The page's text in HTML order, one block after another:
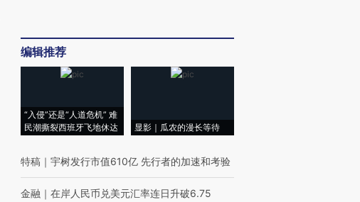
编辑推荐
“入侵”还是“人道危机” 难
民潮撕裂西班牙飞地休达
显影｜瓜农的漫长等待
特稿 ｜ 宇树发行市值610亿 先行者的加速和考验
金融 ｜ 在岸人民币兑美元汇率连日升破6.75